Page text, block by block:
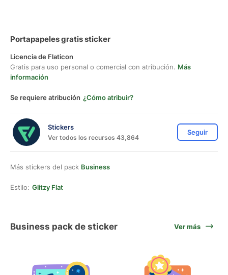
Portapapeles gratis sticker
Licencia de Flaticon
Gratis para uso personal o comercial con atribución. Más
información
Se requiere atribución ¿Cómo atribuir?
Stickers
Ver todos los recursos 43,864
Seguir
Más stickers del pack Business
Estilo: Glitzy Flat
Business pack de sticker Ver más